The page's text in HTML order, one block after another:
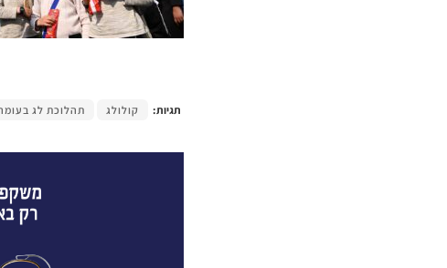
תגיות: קולולג תהלוכת לג